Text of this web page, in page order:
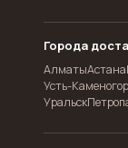
Города
АлматыАстана
Усть-
Уральск